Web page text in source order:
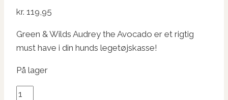
kr. 119,95
Green & Wilds Audrey the Avocado er et rigtig
must have i din hunds legetøjskasse!
På lager
Green